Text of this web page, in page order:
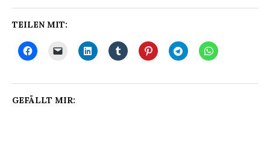
TEILEN MIT:
GEFÄLLT MIR: